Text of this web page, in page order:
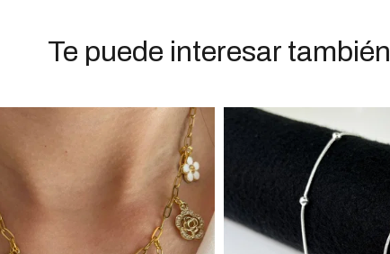
Te puede interesar también